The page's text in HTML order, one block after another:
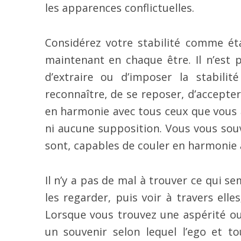
les apparences conflictuelles.
Considérez votre stabilité comme
maintenant en chaque être. Il
d’extraire ou d’imposer la
reconnaître, de se reposer,
en harmonie avec tous ceux que
ni aucune supposition. Vous vous
sont, capables de couler en
Il n’y a pas de mal à trouver ce qui
les regarder, puis voir à travers
Lorsque vous trouvez une aspérité
un souvenir selon lequel l’ego et